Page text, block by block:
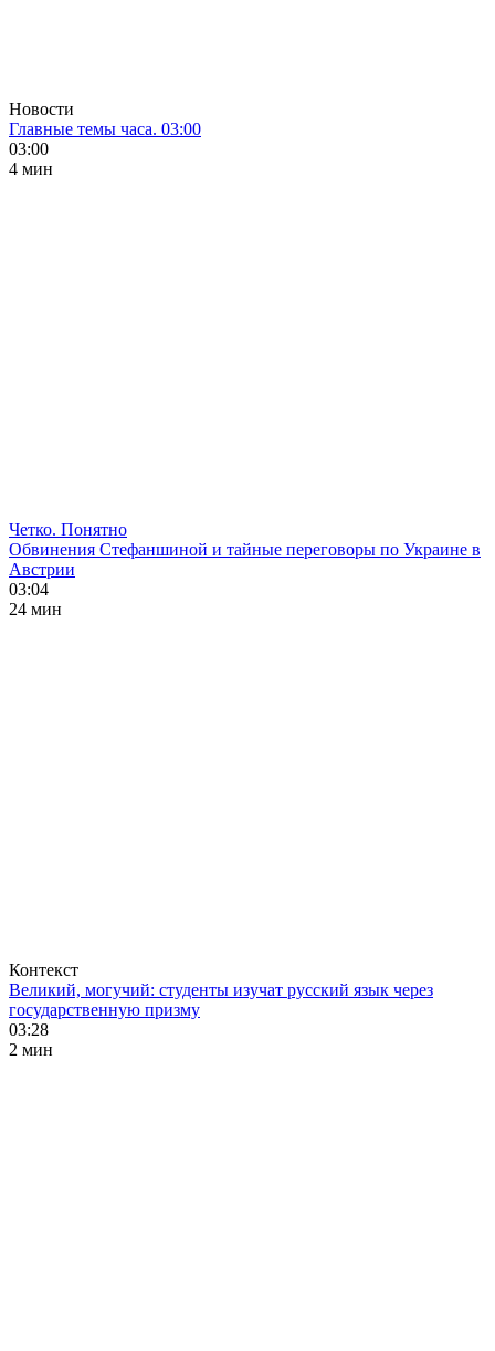
Новости
Главные темы часа. 03:00
03:00
4 мин
Четко. Понятно
Обвинения Стефаншиной и тайные переговоры по Украине в
Австрии
03:04
24 мин
Контекст
Великий, могучий: студенты изучат русский язык через
государственную призму
03:28
2 мин